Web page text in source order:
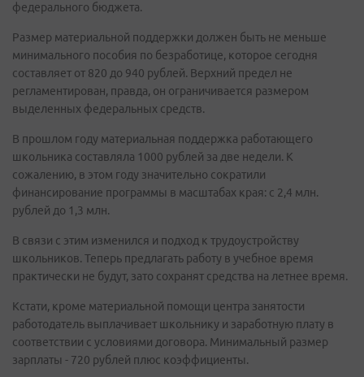
федерального бюджета.
Размер материальной поддержки должен быть не меньше
минимального пособия по безработице, которое сегодня
составляет от 820 до 940 рублей. Верхний предел не
регламентирован, правда, он ограничивается размером
выделенных федеральных средств.
В прошлом году материальная поддержка работающего
школьника составляла 1000 рублей за две недели. К
сожалению, в этом году значительно сократили
финансирование программы в масштабах края: с 2,4 млн.
рублей до 1,3 млн.
В связи с этим изменился и подход к трудоустройству
школьников. Теперь предлагать работу в учебное время
практически не будут, зато сохранят средства на летнее время.
Кстати, кроме материальной помощи центра занятости
работодатель выплачивает школьнику и заработную плату в
соответствии с условиями договора. Минимальный размер
зарплаты - 720 рублей плюс коэффициенты.